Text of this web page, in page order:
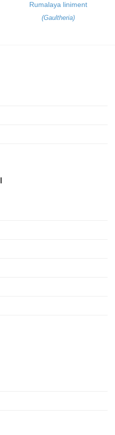
Rumalaya liniment
(Gaultheria)